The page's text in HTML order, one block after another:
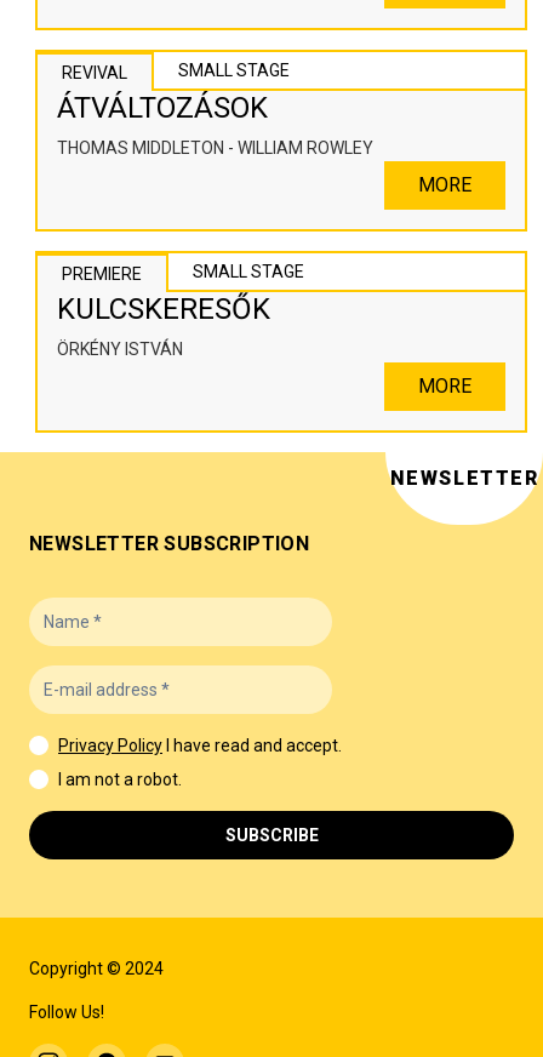
REVIVAL SMALL STAGE
ÁTVÁLTOZÁSOK
THOMAS MIDDLETON - WILLIAM ROWLEY
MORE
PREMIERE SMALL STAGE
KULCSKERESŐK
ÖRKÉNY ISTVÁN
MORE
Copyright © 2024
Follow Us!
NEWSLETTER
NEWSLETTER SUBSCRIPTION
Privacy Policy
I have read and accept.
I am not a robot.
SUBSCRIBE